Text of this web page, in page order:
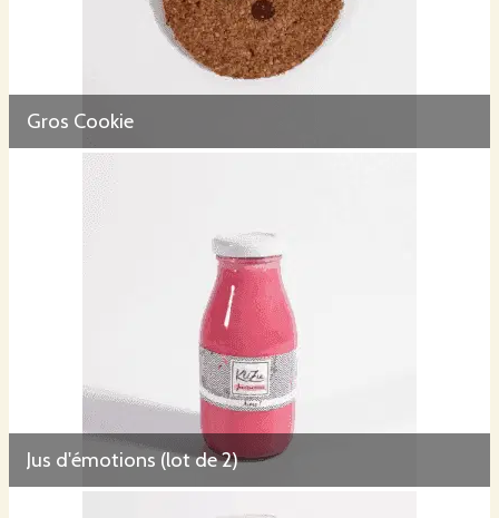
Gros Cookie
Jus d'émotions (lot de 2)